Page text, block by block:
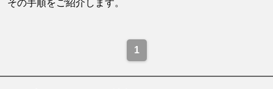
その手順をご紹介します。
1